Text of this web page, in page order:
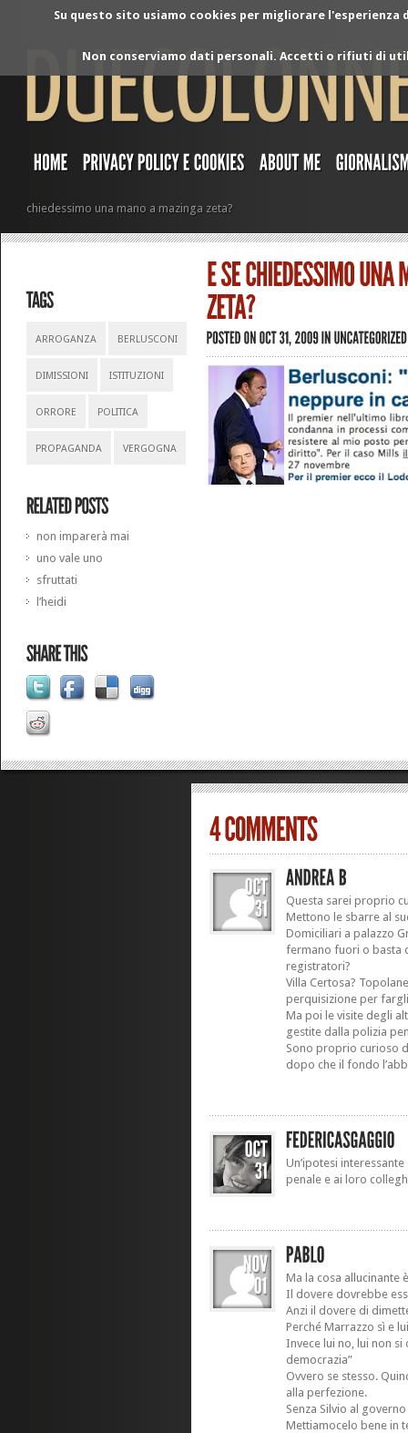
Su questo sito usiamo cookies per migliorare
Non conserviamo dati personali. Accetti o rifiuti di
chiedessimo una mano a mazinga zeta?
ARROGANZA BERLUSCONI
DIMISSIONI ISTITUZIONI
ORRORE POLITICA
PROPAGANDA VERGOGNA
non imparerà mai
uno vale uno
sfruttati
l’heidi
Questa sarei proprio
Mettono le sbarre al
Domiciliari a palazzo
fermano fuori o basta
registratori?
Villa Certosa?
perquisizione per
Ma poi le visite degli
gestite dalla polizia
Sono proprio curioso
dopo che il fondo
Un’ipotesi
penale e ai loro
Ma la cosa allucinante
Il dovere dovrebbe
Anzi il dovere di
Perché Marrazzo sì e
Invece lui no, lui non
democrazia”
Ovvero se stesso.
alla perfezione.
Senza Silvio al
Mettiamocelo bene in